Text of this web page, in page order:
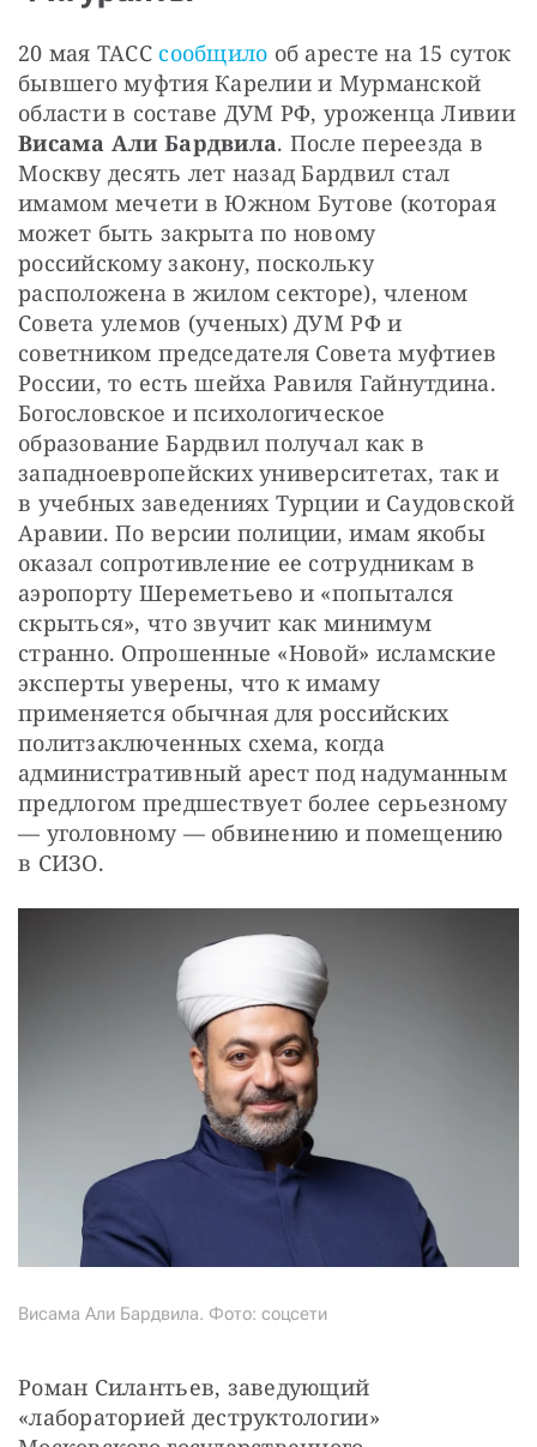
20 мая ТАСС сообщило об аресте на 15 суток
бывшего муфтия Карелии и Мурманской
области в составе ДУМ РФ, уроженца Ливии
Висама Али Бардвила. После переезда в
Москву десять лет назад Бардвил стал
имамом мечети в Южном Бутове (которая
может быть закрыта по новому
российскому закону, поскольку
расположена в жилом секторе), членом
Совета улемов (ученых) ДУМ РФ и
советником председателя Совета муфтиев
России, то есть шейха Равиля Гайнутдина.
Богословское и психологическое
образование Бардвил получал как в
западноевропейских университетах, так и
в учебных заведениях Турции и Саудовской
Аравии. По версии полиции, имам якобы
оказал сопротивление ее сотрудникам в
аэропорту Шереметьево и «попытался
скрыться», что звучит как минимум
странно. Опрошенные «Новой» исламские
эксперты уверены, что к имаму
применяется обычная для российских
политзаключенных схема, когда
административный арест под надуманным
предлогом предшествует более серьезному
— уголовному — обвинению и помещению
в СИЗО.
Висама Али Бардвила. Фото: соцсети
Роман Силантьев, заведующий
«лабораторией деструктологии»